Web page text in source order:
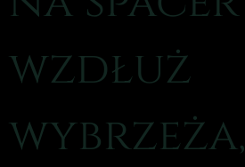
wzdłuż
wybrzeża,